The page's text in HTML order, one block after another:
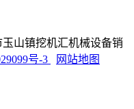
山镇挖机汇机械设备销
号-3 网站地图